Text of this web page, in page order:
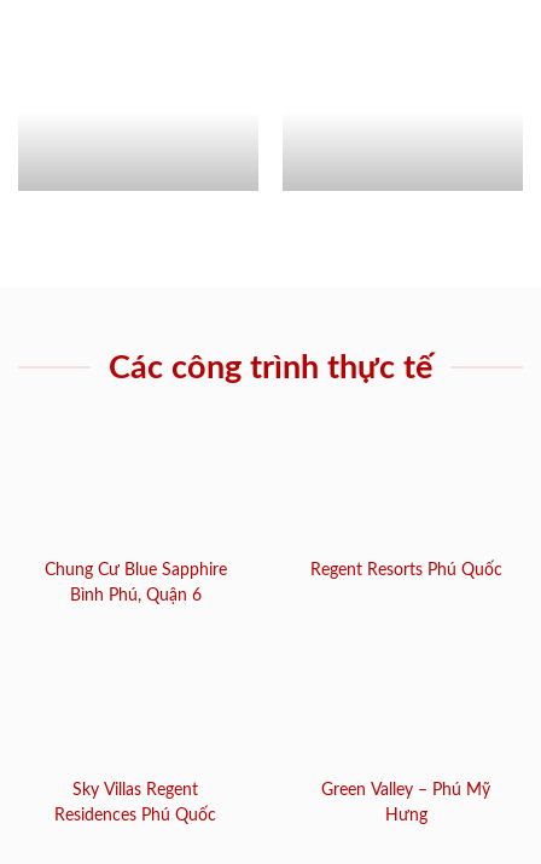
Các công trình thực tế
Chung Cư Blue Sapphire
Bình Phú, Quận 6
Regent Resorts Phú Quốc
Sky Villas Regent
Residences Phú Quốc
Green Valley – Phú Mỹ
Hưng